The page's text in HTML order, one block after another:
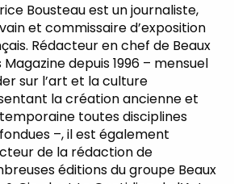
Bousteau est un journaliste,
et commissaire d’exposition
Rédacteur en chef de Beaux
depuis 1996 – mensuel
sur l’art et la culture
la création ancienne et
toutes disciplines
–, il est également
de la rédaction de
éditions du groupe Beaux